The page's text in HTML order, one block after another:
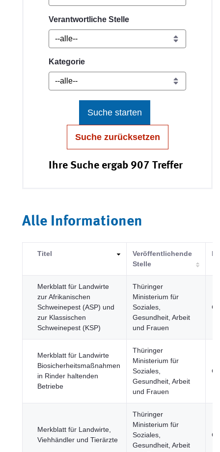
Verantwortliche Stelle
Kategorie
Suche starten
Suche zurücksetzen
Ihre Suche ergab 907 Treffer
Alle Informationen
Titel
Veröffentlichende
Stelle
Merkblatt für Landwirte
zur Afrikanischen
Schweinepest (ASP) und
zur Klassischen
Schweinepest (KSP)
Thüringer
Ministerium für
Soziales,
Gesundheit, Arbeit
und Frauen
Merkblatt für Landwirte
Biosicherheitsmaßnahmen
in Rinder haltenden
Betriebe
Thüringer
Ministerium für
Soziales,
Gesundheit, Arbeit
und Frauen
Merkblatt für Landwirte,
Viehhändler und Tierärzte
Thüringer
Ministerium für
Soziales,
Gesundheit, Arbeit